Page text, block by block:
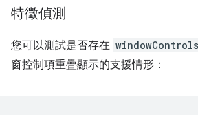
特徵偵測
您可以測試是否存在
窗控制項重疊顯示的支援情形：